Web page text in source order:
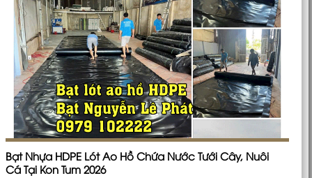
Bạt Nhựa HDPE Lót Ao Hồ Chứa Nước Tưới Cây, Nuôi
Cá Tại Kon Tum 2026